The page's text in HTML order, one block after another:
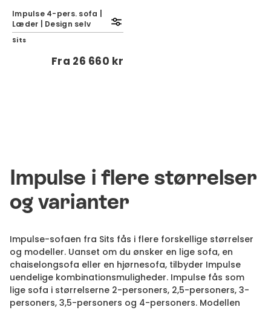
Impulse 4-pers. sofa |
Læder | Design selv
Sits
Fra 26 660 kr
Impulse i flere størrelser
og varianter
Impulse-sofaen fra Sits fås i flere forskellige størrelser
og modeller. Uanset om du ønsker en lige sofa, en
chaiselongsofa eller en hjørnesofa, tilbyder Impulse
uendelige kombinationsmuligheder. Impulse fås som
lige sofa i størrelserne 2-personers, 2,5-personers, 3-
personers, 3,5-personers og 4-personers. Modellen